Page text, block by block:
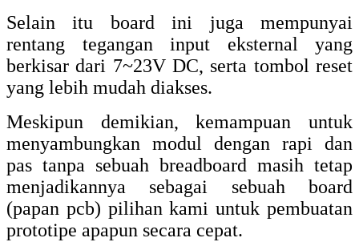
Selain itu board ini juga mempunyai
rentang tegangan input eksternal yang
berkisar dari 7~23V DC, serta tombol reset
yang lebih mudah diakses.
Meskipun demikian, kemampuan untuk
menyambungkan modul dengan rapi dan
pas tanpa sebuah breadboard masih tetap
menjadikannya sebagai sebuah board
(papan pcb) pilihan kami untuk pembuatan
prototipe apapun secara cepat.